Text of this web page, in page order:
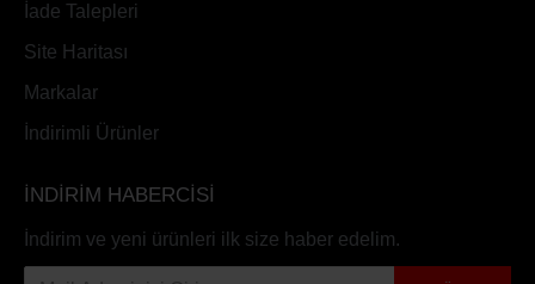
İade Talepleri
Site Haritası
Markalar
İndirimli Ürünler
İNDİRİM HABERCİSİ
İndirim ve yeni ürünleri ilk size haber edelim.